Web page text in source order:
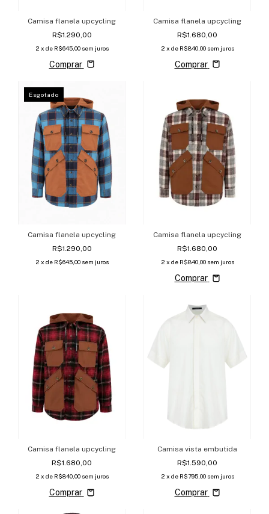
Camisa flanela upcycling
R$1.290,00
2 x de R$645,00 sem juros
Comprar
Camisa flanela upcycling
R$1.680,00
2 x de R$840,00 sem juros
Comprar
Esgotado
Camisa flanela upcycling
R$1.290,00
2 x de R$645,00 sem juros
Camisa flanela upcycling
R$1.680,00
2 x de R$840,00 sem juros
Comprar
Camisa flanela upcycling
R$1.680,00
2 x de R$840,00 sem juros
Comprar
Camisa vista embutida
R$1.590,00
2 x de R$795,00 sem juros
Comprar